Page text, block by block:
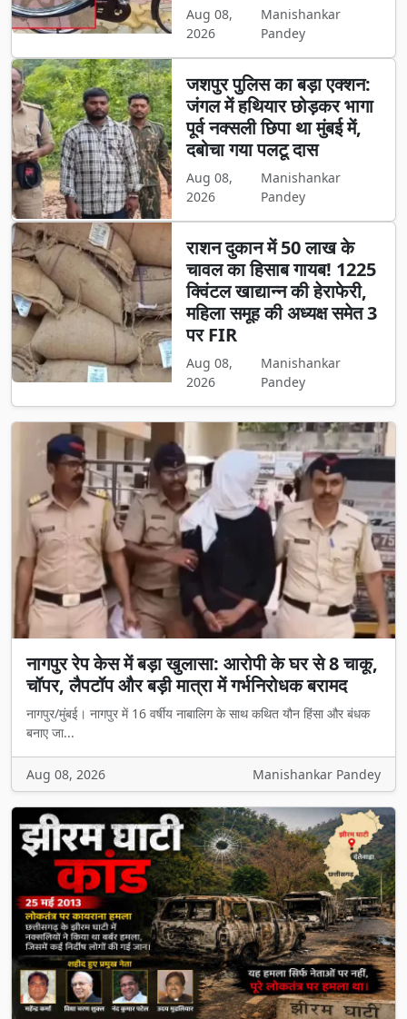
Aug 08,
2026
Manishankar
Pandey
जशपुर पुलिस का बड़ा एक्शन:
जंगल में हथियार छोड़कर भागा
पूर्व नक्सली छिपा था मुंबई में,
दबोचा गया पलटू दास
Aug 08,
2026
Manishankar
Pandey
राशन दुकान में 50 लाख के
चावल का हिसाब गायब! 1225
क्विंटल खाद्यान्न की हेराफेरी,
महिला समूह की अध्यक्ष समेत 3
पर FIR
Aug 08,
2026
Manishankar
Pandey
नागपुर रेप केस में बड़ा खुलासा: आरोपी के घर से 8 चाकू,
चॉपर, लैपटॉप और बड़ी मात्रा में गर्भनिरोधक बरामद
नागपुर/मुंबई। नागपुर में 16 वर्षीय नाबालिग के साथ कथित यौन हिंसा और बंधक
बनाए जा...
Aug 08, 2026 Manishankar Pandey